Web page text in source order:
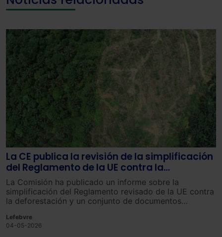
La CE publica la revisión de la simplificación
del Reglamento de la UE contra la
deforestación
La Comisión ha publicado un informe sobre la
simplificación del Reglamento revisado de la UE contra
la deforestación y un conjunto de documentos
acuerdo alcanzado por los colegisladores el pasado
mes de diciembre.
Lefebvre
04-05-2026